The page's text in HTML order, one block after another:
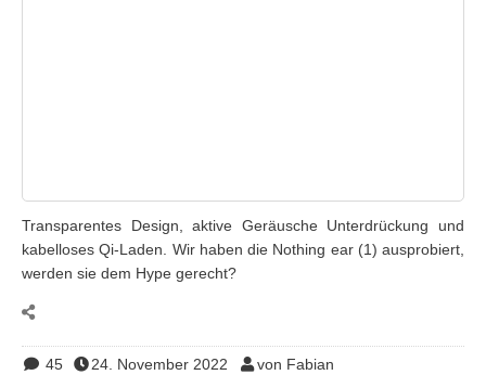
Transparentes Design, aktive Geräusche Unterdrückung und
kabelloses Qi-Laden. Wir haben die Nothing ear (1) ausprobiert,
werden sie dem Hype gerecht?
45 24. November 2022 von Fabian